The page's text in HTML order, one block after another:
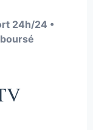
24h/24 •